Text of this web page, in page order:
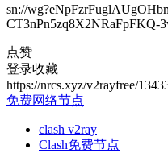
sn://
CT3nPn5zq8X2NRaFpFKQ-
点赞
登录收藏
https://nrcs.xyz/v2rayfree/
免费网络节点
clash v2ray
Clash免费节点